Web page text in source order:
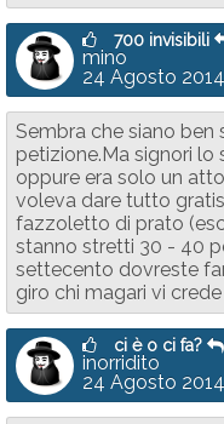
700 invisibili
mino
24 Agosto
Sembra che siano
petizione.Ma signori
oppure era solo un
voleva dare tutto
fazzoletto di prato
stanno stretti 30 - 40
settecento dovreste
giro chi magari vi
ci è o ci fa?
inorridito
24 Agosto